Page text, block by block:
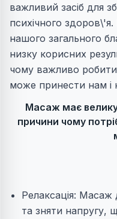
важливий засіб для
психічного
нашого загального
низку корисних
чому важливо робити
може принести нам і
Масаж має велику
причини чому
Релаксація:
та зняти напругу,